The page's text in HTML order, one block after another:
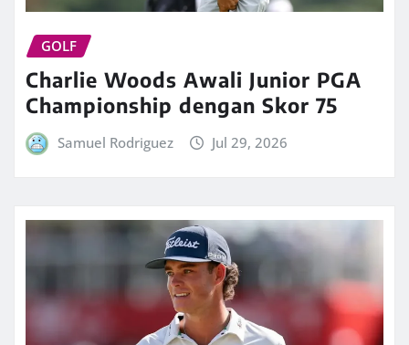
GOLF
Charlie Woods Awali Junior PGA
Championship dengan Skor 75
Samuel Rodriguez Jul 29, 2026